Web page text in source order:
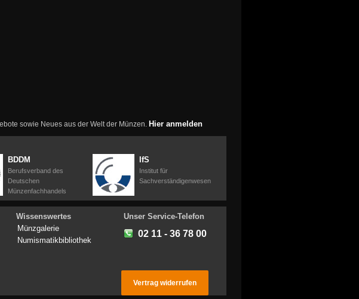
sowie Neues aus der Welt der Münzen. Hier anmelden
BDDM
Berufsverband des
Deutschen
Münzenfachhandels
IfS
Institut für
Sachverständigenwesen
Wissenswertes
Münzgalerie
Numismatikbibliothek
Unser Service-Telefon
02 11 - 36 78 00
Vertrag widerrufen